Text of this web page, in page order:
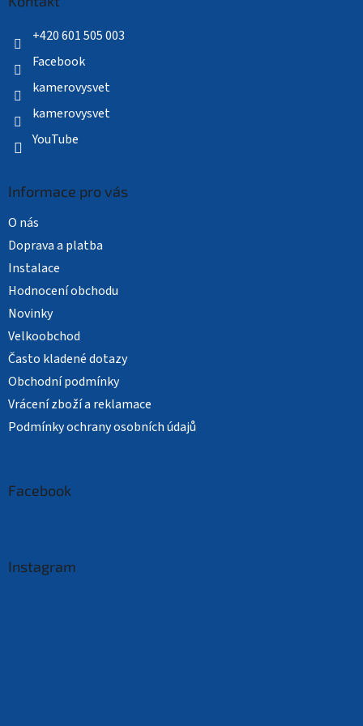
+420 601 505 003
Facebook
kamerovysvet
kamerovysvet
YouTube
Informace pro vás
O nás
Doprava a platba
Instalace
Hodnocení obchodu
Novinky
Velkoobchod
Často kladené dotazy
Obchodní podmínky
Vrácení zboží a reklamace
Podmínky ochrany osobních údajů
Facebook
Instagram